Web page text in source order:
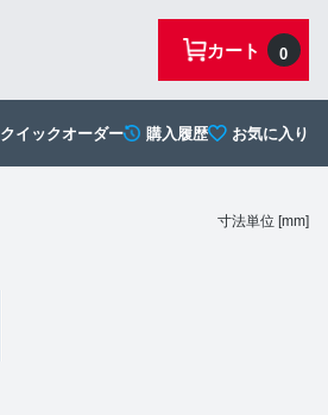
0
カート
クイックオーダー 購入履歴 お気に入り
寸法単位 [mm]